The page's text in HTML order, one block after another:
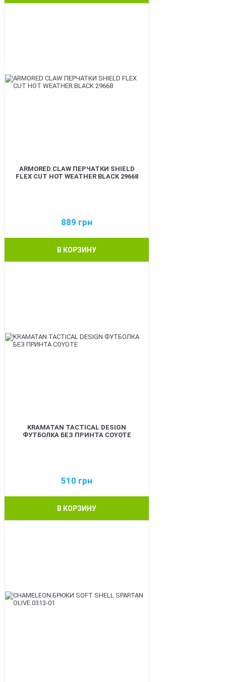
ARMORED CLAW ПЕРЧАТКИ SHIELD
FLEX CUT HOT WEATHER BLACK 29668
889 грн
В КОРЗИНУ
KRAMATAN TACTICAL DESIGN
ФУТБОЛКА БЕЗ ПРИНТА COYOTE
510 грн
В КОРЗИНУ